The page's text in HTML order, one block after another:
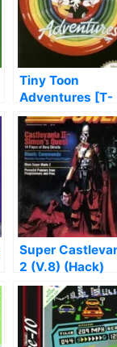
Tiny Toon
Adventures [T-
Span]
Super
2 (V.8) (Hack)